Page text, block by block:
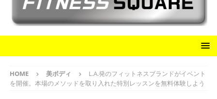
HOME 美ボディ
L.A.発のフィットネスブランドがイベント
を開催。本場のメソッドを取り入れた特別レッスンを無料体験しよう